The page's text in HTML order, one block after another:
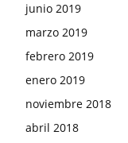
junio 2019
marzo 2019
febrero 2019
enero 2019
noviembre 2018
abril 2018